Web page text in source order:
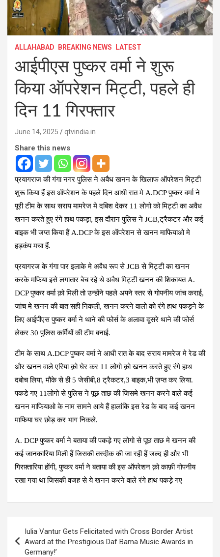
ALLAHABAD BREAKING NEWS LATEST
आईपीएस पुष्कर वर्मा ने शुरू
किया ऑपरेशन मिट्टी, पहले ही
दिन 11 गिरफ्तार
June 14, 2025 qtvindia.in
Share this news
प्रयागराज की गंगा नगर पुलिस ने अवैध खनन के खिलाफ ऑपरेशन मिट्टी
शुरू किया हैं इस ऑपरेशन के पहले दिन आधी रात मे A.DCP पुष्कर वर्मा ने
पूरी टीम के साथ सराय मामरेज मे दबिश देकर 11 लोगो को मिट्टी का अवैध
खनन करते हुए रंगे हाथ पकड़ा, इस दौरान पुलिस ने JCB,ट्रैकटर और कई
बाइक भी जप्त किया हैं A.DCP के इस ऑपरेशन से खनन माफियाओ मे
हड़कंप मचा हैं.
प्रयागरज के गंगा पार इलाके मे अवैध रूप से JCB से मिट्टी का खनन
करके मफिया इसे लगातार बेच रहे थे अवैध मिट्टी खनन की शिकायत A.
DCP पुष्कर वर्मा क़ो मिली तो उन्होंने पहले अपने स्तर से गोपनीय जांच कराई,
जांच मे खनन की बात सही निकली, खनन करने वालो को रंगे हाथ पकड़ने के
लिए आईपीएस पुष्कर वर्मा ने थाने की फोर्स के अलावा दूसरे थाने की फोर्स
लेकर 30 पुलिस कर्मियों की टीम बनाई.
टीम के साथ A.DCP पुष्कर वर्मा ने आधी रात के बाद सराय मामरेज मे रेड की
और खनन वाले एरिया क़ो घेर कर 11 लोगो क़ो खनन करते हुए रंगे हाथ
दबोच लिया, मौके से ही 5 जेसीबी,8 ट्रैकटर,3 बाइक,भी ज़प्त कर लिया.
पकडे गए 11लोगो से पुलिस ने पूछ ताछ की जिसमे खनन करने वाले कई
खनन माफियाओ के नाम सामने आये हैं हालांकि इस रेड के बाद कई खनन
माफिया घर छोड़ कर भाग निकले.
A. DCP पुष्कर वर्मा ने बताया की पकड़े गए लोगो से पूछ ताछ मे खनन की
कई जानकारिया मिली हैं जिसकी तस्दीक की जा रही हैं जल्द ही और भी
गिरफ़्तारिया होंगी, पुष्कर वर्मा ने बताया की इस ऑपरेशन क़ो काफ़ी गोपनीय
रखा गया था जिसकी वजह से ये खनन करने वाले रंगे हाथ पकड़े गए
navigation
Iulia Vantur Gets Felicitated with Cross Border Artist
Award at the Prestigious Daf Bama Music Awards in
Germany!’